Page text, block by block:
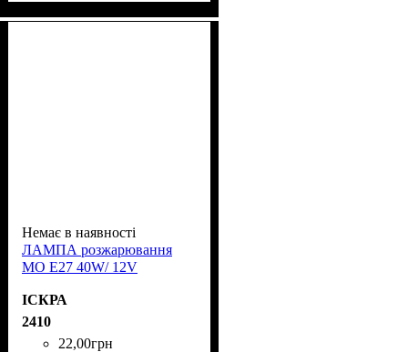
Немає в наявності
ЛАМПА розжарювання
МО Е27 40W/ 12V
ІСКРА
2410
22,00грн